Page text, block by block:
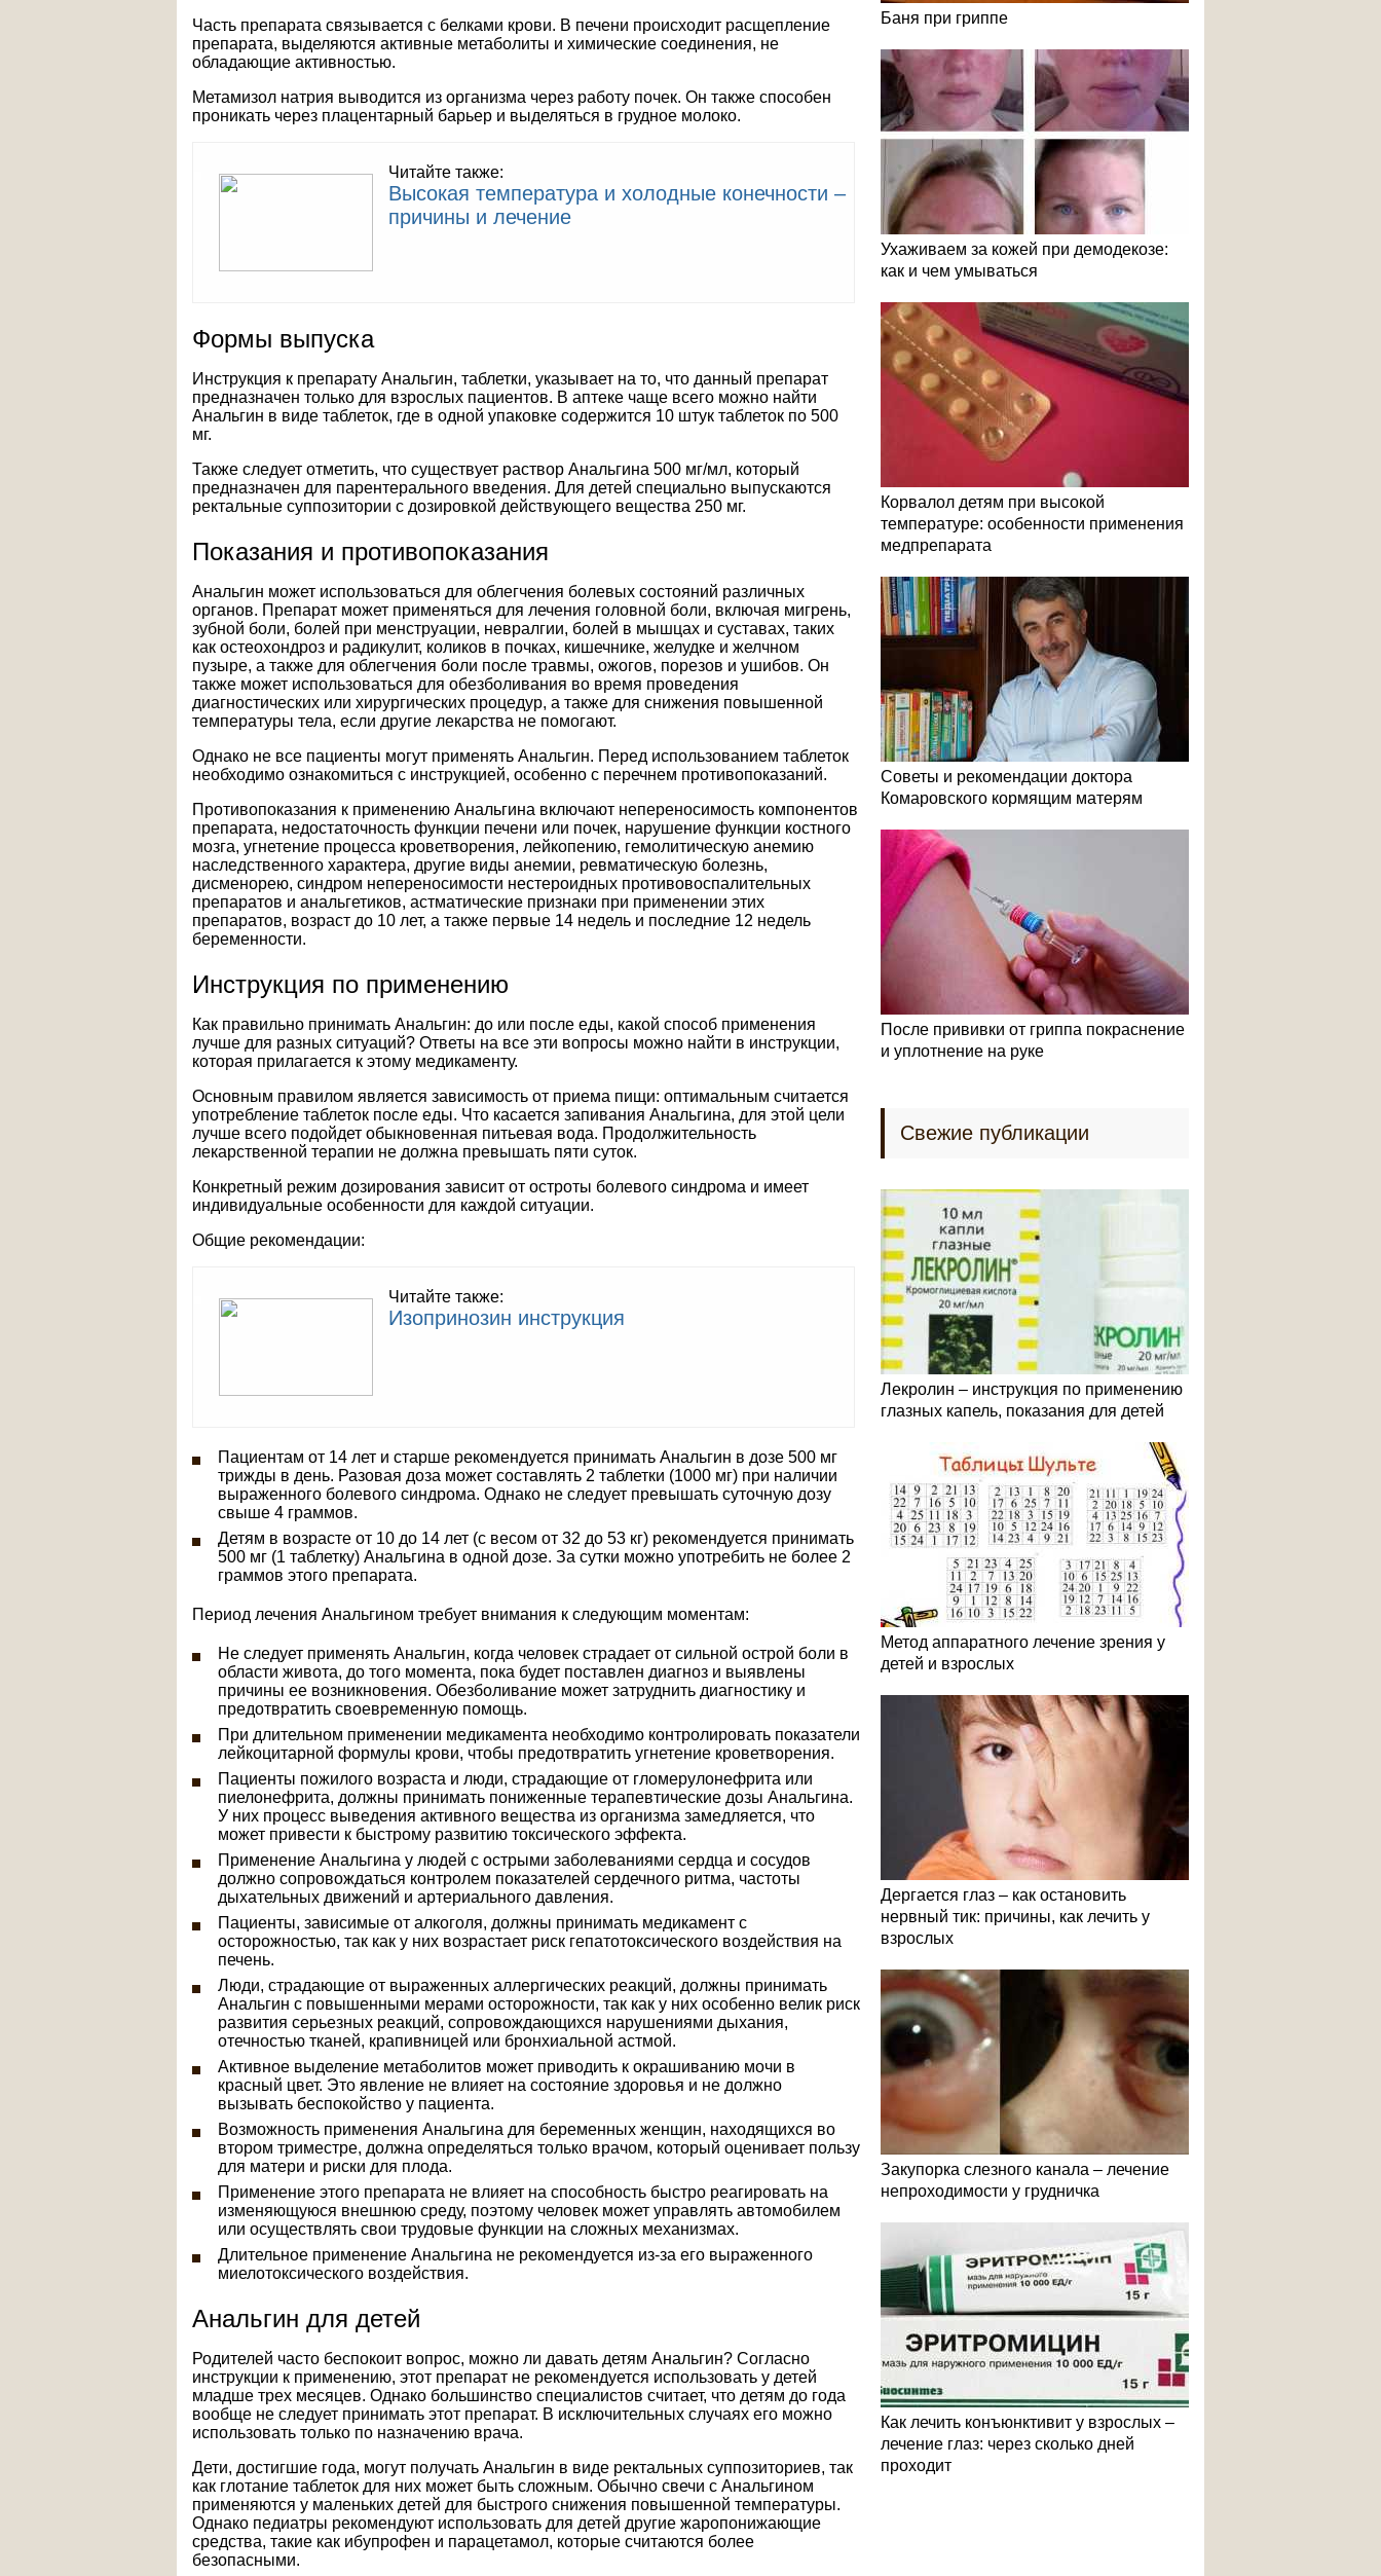
Часть препарата связывается с белками крови. В печени происходит расщепление
препарата, выделяются активные метаболиты и химические соединения, не
обладающие активностью.
Метамизол натрия выводится из организма через работу почек. Он также способен
проникать через плацентарный барьер и выделяться в грудное молоко.
Читайте также:
Высокая температура и холодные конечности –
причины и лечение
Формы выпуска
Инструкция к препарату Анальгин, таблетки, указывает на то, что данный препарат
предназначен только для взрослых пациентов. В аптеке чаще всего можно найти
Анальгин в виде таблеток, где в одной упаковке содержится 10 штук таблеток по 500
мг.
Также следует отметить, что существует раствор Анальгина 500 мг/мл, который
предназначен для парентерального введения. Для детей специально выпускаются
ректальные суппозитории с дозировкой действующего вещества 250 мг.
Показания и противопоказания
Анальгин может использоваться для облегчения болевых состояний различных
органов. Препарат может применяться для лечения головной боли, включая мигрень,
зубной боли, болей при менструации, невралгии, болей в мышцах и суставах, таких
как остеохондроз и радикулит, коликов в почках, кишечнике, желудке и желчном
пузыре, а также для облегчения боли после травмы, ожогов, порезов и ушибов. Он
также может использоваться для обезболивания во время проведения
диагностических или хирургических процедур, а также для снижения повышенной
температуры тела, если другие лекарства не помогают.
Однако не все пациенты могут применять Анальгин. Перед использованием таблеток
необходимо ознакомиться с инструкцией, особенно с перечнем противопоказаний.
Противопоказания к применению Анальгина включают непереносимость компонентов
препарата, недостаточность функции печени или почек, нарушение функции костного
мозга, угнетение процесса кроветворения, лейкопению, гемолитическую анемию
наследственного характера, другие виды анемии, ревматическую болезнь,
дисменорею, синдром непереносимости нестероидных противовоспалительных
препаратов и анальгетиков, астматические признаки при применении этих
препаратов, возраст до 10 лет, а также первые 14 недель и последние 12 недель
беременности.
Инструкция по применению
Как правильно принимать Анальгин: до или после еды, какой способ применения
лучше для разных ситуаций? Ответы на все эти вопросы можно найти в инструкции,
которая прилагается к этому медикаменту.
Основным правилом является зависимость от приема пищи: оптимальным считается
употребление таблеток после еды. Что касается запивания Анальгина, для этой цели
лучше всего подойдет обыкновенная питьевая вода. Продолжительность
лекарственной терапии не должна превышать пяти суток.
Конкретный режим дозирования зависит от остроты болевого синдрома и имеет
индивидуальные особенности для каждой ситуации.
Общие рекомендации:
Читайте также:
Изопринозин инструкция
Пациентам от 14 лет и старше рекомендуется принимать Анальгин в дозе 500 мг
трижды в день. Разовая доза может составлять 2 таблетки (1000 мг) при наличии
выраженного болевого синдрома. Однако не следует превышать суточную дозу
свыше 4 граммов.
Детям в возрасте от 10 до 14 лет (с весом от 32 до 53 кг) рекомендуется принимать
500 мг (1 таблетку) Анальгина в одной дозе. За сутки можно употребить не более 2
граммов этого препарата.
Период лечения Анальгином требует внимания к следующим моментам:
Не следует применять Анальгин, когда человек страдает от сильной острой боли в
области живота, до того момента, пока будет поставлен диагноз и выявлены
причины ее возникновения. Обезболивание может затруднить диагностику и
предотвратить своевременную помощь.
При длительном применении медикамента необходимо контролировать показатели
лейкоцитарной формулы крови, чтобы предотвратить угнетение кроветворения.
Пациенты пожилого возраста и люди, страдающие от гломерулонефрита или
пиелонефрита, должны принимать пониженные терапевтические дозы Анальгина.
У них процесс выведения активного вещества из организма замедляется, что
может привести к быстрому развитию токсического эффекта.
Применение Анальгина у людей с острыми заболеваниями сердца и сосудов
должно сопровождаться контролем показателей сердечного ритма, частоты
дыхательных движений и артериального давления.
Пациенты, зависимые от алкоголя, должны принимать медикамент с
осторожностью, так как у них возрастает риск гепатотоксического воздействия на
печень.
Люди, страдающие от выраженных аллергических реакций, должны принимать
Анальгин с повышенными мерами осторожности, так как у них особенно велик риск
развития серьезных реакций, сопровождающихся нарушениями дыхания,
отечностью тканей, крапивницей или бронхиальной астмой.
Активное выделение метаболитов может приводить к окрашиванию мочи в
красный цвет. Это явление не влияет на состояние здоровья и не должно
вызывать беспокойство у пациента.
Возможность применения Анальгина для беременных женщин, находящихся во
втором триместре, должна определяться только врачом, который оценивает пользу
для матери и риски для плода.
Применение этого препарата не влияет на способность быстро реагировать на
изменяющуюся внешнюю среду, поэтому человек может управлять автомобилем
или осуществлять свои трудовые функции на сложных механизмах.
Длительное применение Анальгина не рекомендуется из-за его выраженного
миелотоксического воздействия.
Анальгин для детей
Родителей часто беспокоит вопрос, можно ли давать детям Анальгин? Согласно
инструкции к применению, этот препарат не рекомендуется использовать у детей
младше трех месяцев. Однако большинство специалистов считает, что детям до года
вообще не следует принимать этот препарат. В исключительных случаях его можно
использовать только по назначению врача.
Дети, достигшие года, могут получать Анальгин в виде ректальных суппозиториев, так
как глотание таблеток для них может быть сложным. Обычно свечи с Анальгином
применяются у маленьких детей для быстрого снижения повышенной температуры.
Однако педиатры рекомендуют использовать для детей другие жаропонижающие
средства, такие как ибупрофен и парацетамол, которые считаются более
безопасными.
Баня при гриппе
Ухаживаем за кожей при демодекозе:
как и чем умываться
Корвалол детям при высокой
температуре: особенности применения
медпрепарата
Советы и рекомендации доктора
Комаровского кормящим матерям
После прививки от гриппа покраснение
и уплотнение на руке
Свежие публикации
Лекролин – инструкция по применению
глазных капель, показания для детей
Метод аппаратного лечение зрения у
детей и взрослых
Дергается глаз – как остановить
нервный тик: причины, как лечить у
взрослых
Закупорка слезного канала – лечение
непроходимости у грудничка
Как лечить конъюнктивит у взрослых –
лечение глаз: через сколько дней
проходит